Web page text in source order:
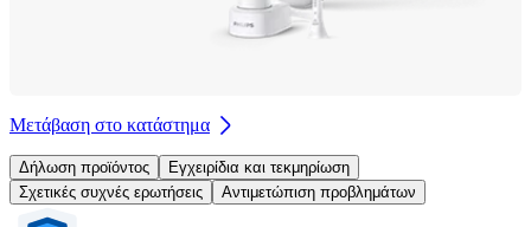
Μετάβαση στο κατάστημα
Δήλωση προϊόντος
Εγχειρίδια και τεκμηρίωση
Σχετικές συχνές ερωτήσεις
Αντιμετώπιση προβλημάτων